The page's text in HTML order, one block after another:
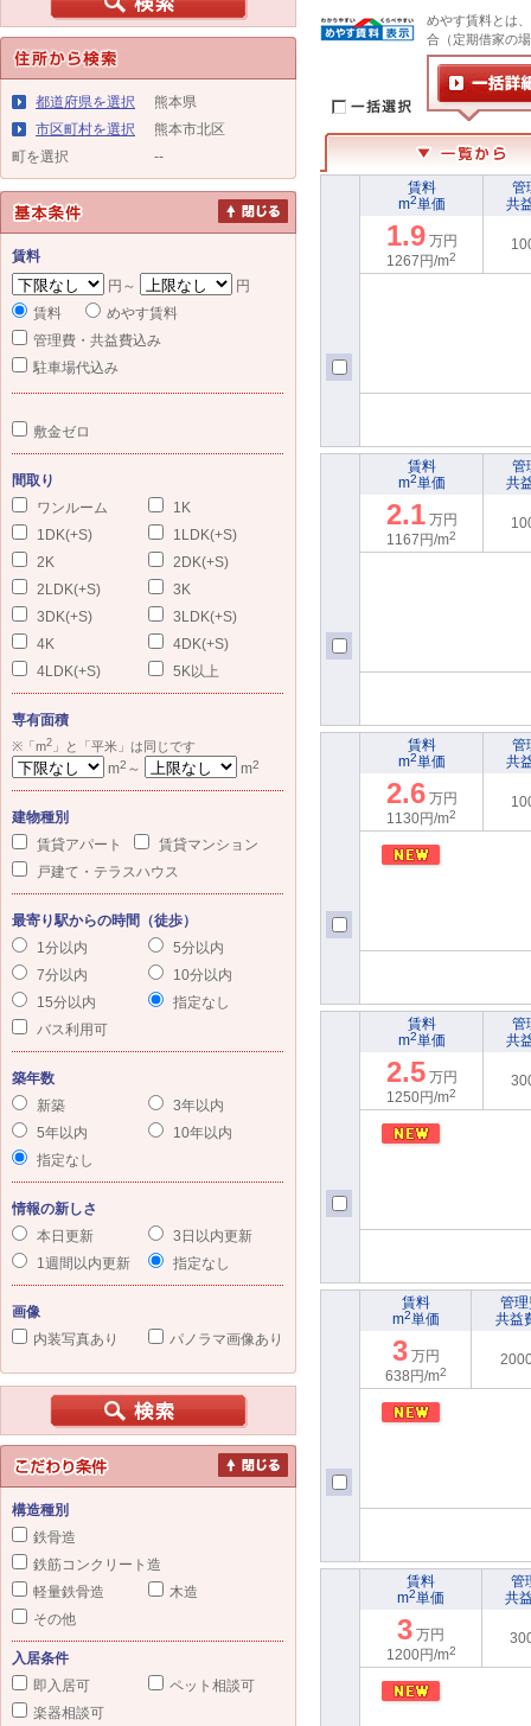
都道府県を選択
熊本県
市区町村を選択
熊本市北区
町を選択
--
賃料
円～
円
賃料
めやす賃料
管理費・共益費込み
駐車場代込み
敷金ゼロ
間取り
ワンルーム
1K
1DK(+S)
1LDK(+S)
2K
2DK(+S)
2LDK(+S)
3K
3DK(+S)
3LDK(+S)
4K
4DK(+S)
4LDK(+S)
5K以上
専有面積
※「m2 」と「平米」は同じです
m2 ～ m2
建物種別
賃貸アパート
賃貸マンション
戸建て・テラスハウス
最寄り駅からの時間（徒歩）
1分以内
5分以内
7分以内
10分以内
15分以内
指定なし
バス利用可
築年数
新築
3年以内
5年以内
10年以内
指定なし
情報の新しさ
本日更新
3日以内更新
1週間以内更新
指定なし
画像
内装写真あり
パノラマ画像あり
構造種別
鉄骨造
鉄筋コンクリート造
軽量鉄骨造
木造
その他
入居条件
即入居可
ペット相談可
楽器相談可
めやす賃料とは
合（定期借家の
賃料
m2単価
管
共
1.9 万円
1267円/m2
賃料
m2単価
管
共
2.1 万円
1167円/m2
賃料
m2単価
管
共
2.6 万円
1130円/m2
賃料
m2単価
管
共
2.5 万円
1250円/m2
賃料
m2単価
管理
共益
3 万円
638円/m2
賃料
m2単価
管
共
3 万円
1200円/m2